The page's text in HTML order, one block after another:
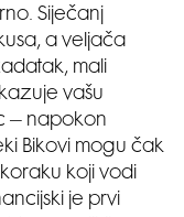
Siječanj
a veljača
mali
vašu
– napokon
Bikovi mogu čak
koji vodi
je prvi